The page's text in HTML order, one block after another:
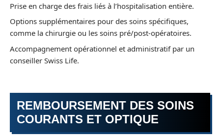
Prise en charge des frais liés à l’hospitalisation entière.
Options supplémentaires pour des soins spécifiques,
comme la chirurgie ou les soins pré/post-opératoires.
Accompagnement opérationnel et administratif par un
conseiller Swiss Life.
REMBOURSEMENT DES SOINS
COURANTS ET OPTIQUE